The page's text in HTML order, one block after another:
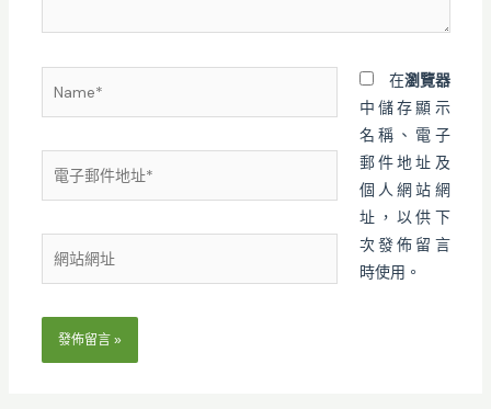
地
在瀏覽器
中儲存顯示
名稱、電子
郵件地址及
個人網站網
址，以供下
次發佈留言
時使用。